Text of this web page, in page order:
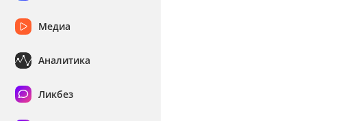
Медиа
Аналитика
Ликбез